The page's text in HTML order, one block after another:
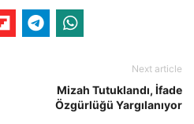
Next article
Mizah Tutuklandı, İfade
Özgürlüğü Yargılanıyor